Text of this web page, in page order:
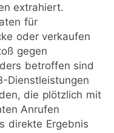
extrahiert.
für
oder verkaufen
gegen
betroffen sind
Dienstleistungen
die plötzlich mit
Anrufen
direkte Ergebnis